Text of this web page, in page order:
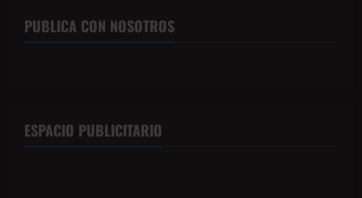
PUBLICA CON NOSOTROS
ESPACIO PUBLICITARIO